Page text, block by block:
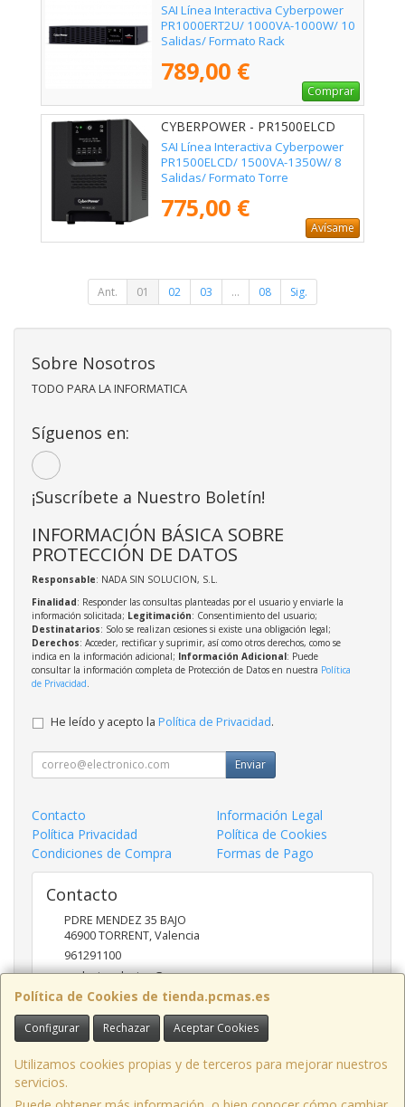
SAI Línea Interactiva Cyberpower
PR1000ERT2U/ 1000VA-1000W/ 10
Salidas/ Formato Rack
789,00 €
Comprar
CYBERPOWER - PR1500ELCD
SAI Línea Interactiva Cyberpower
PR1500ELCD/ 1500VA-1350W/ 8
Salidas/ Formato Torre
775,00 €
Avísame
Ant. 01 02 03 ... 08 Sig.
Política de Cookies de tienda.pcmas.es
Configurar Rechazar Aceptar Cookies
Utilizamos cookies propias y de terceros para mejorar nuestros
servicios.
Sobre Nosotros
TODO PARA LA INFORMATICA
Síguenos en:
¡Suscríbete a Nuestro Boletín!
INFORMACIÓN BÁSICA SOBRE
PROTECCIÓN DE DATOS
Responsable: NADA SIN SOLUCION, S.L.
Finalidad: Responder las consultas planteadas por el usuario y enviarle la
información solicitada; Legitimación: Consentimiento del usuario;
Destinatarios: Solo se realizan cesiones si existe una obligación legal;
Derechos: Acceder, rectificar y suprimir, así como otros derechos, como se
indica en la información adicional; Información Adicional: Puede
consultar la información completa de Protección de Datos en nuestra Política
de Privacidad.
He leído y acepto la Política de Privacidad.
Enviar
Contacto
Información Legal
Política Privacidad
Política de Cookies
Condiciones de Compra
Formas de Pago
Contacto
PDRE MENDEZ 35 BAJO
46900TORRENT,Valencia
961291100
nadasinsolucion@pcmas.es
Horario
10 -14 17 - 20